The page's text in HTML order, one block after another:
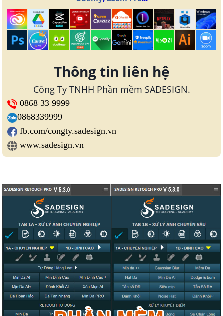
Thông tin liên hệ
Công Ty TNHH Phần mềm SADESIGN.
0868 33 9999
0868339999
fb.com/congty.sadesign.vn
www.sadesign.vn